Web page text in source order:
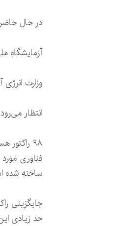
در حال حاضر حدود ۱۰۰ دوربین نست در این
آزمایشگاه
وزارت انرژی
انتظار
ساخته شده
جایگزینی
حد زیادی